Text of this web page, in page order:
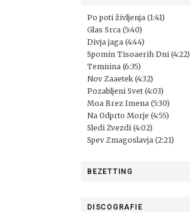
Po poti življenja (1:41)
Glas Srca (5:40)
Divja jaga (4:44)
Spomin Tisoaerih Dni (4:22)
Temnina (6:35)
Nov Zaaetek (4:32)
Pozabljeni Svet (4:03)
Moa Brez Imena (5:30)
Na Odprto Morje (4:55)
Sledi Zvezdi (4:02)
Spev Zmagoslavja (2:21)
BEZETTING
DISCOGRAFIE